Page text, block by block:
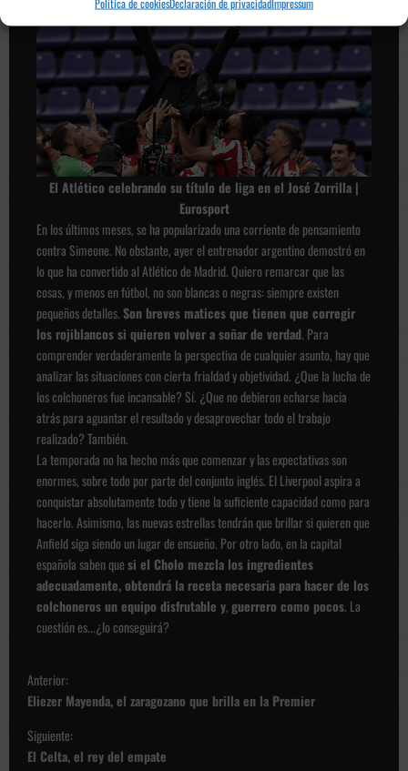
El Atlético celebrando su título de liga en el José Zorrilla |
Eurosport
En los últimos meses, se ha popularizado una corriente de pensamiento
contra Simeone. No obstante, ayer el entrenador argentino demostró en
lo que ha convertido al Atlético de Madrid. Quiero remarcar que las
cosas, y menos en fútbol, no son blancas o negras: siempre existen
pequeños detalles. Son breves matices que tienen que corregir
los rojiblancos si quieren volver a soñar de verdad. Para
comprender verdaderamente la perspectiva de cualquier asunto, hay que
analizar las situaciones con cierta frialdad y objetividad. ¿Que la lucha de
los colchoneros fue incansable? Sí. ¿Que no debieron echarse hacia
atrás para aguantar el resultado y desaprovechar todo el trabajo
realizado? También.
La temporada no ha hecho más que comenzar y las expectativas son
enormes, sobre todo por parte del conjunto inglés. El Liverpool aspira a
conquistar absolutamente todo y tiene la suficiente capacidad como para
hacerlo. Asimismo, las nuevas estrellas tendrán que brillar si quieren que
Anfield siga siendo un lugar de ensueño. Por otro lado, en la capital
española saben quesi el Cholo mezcla los ingredientes
adecuadamente, obtendrá la receta necesaria para hacer de los
colchoneros un equipo disfrutable y,guerrero como pocos. La
cuestión es...¿lo conseguirá?
N
a
v
e
Anterior:
Eliezer Mayenda, el zaragozano que brilla en la Premier
Siguiente:
El Celta, el rey del empate